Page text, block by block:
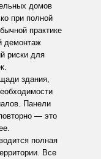
домов
при полной
практике
демонтаж
риски для
здания,
Панели
— это
полная
Все